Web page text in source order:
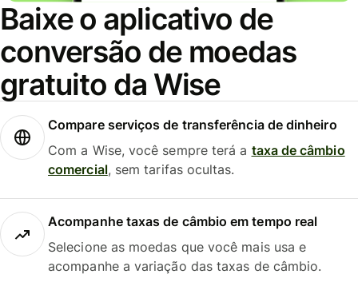
Baixe o aplicativo de
conversão de moedas
gratuito da Wise
Compare serviços de transferência de dinheiro
Com a Wise, você sempre terá a taxa de câmbio
comercial, sem tarifas ocultas.
Acompanhe taxas de câmbio em tempo real
Selecione as moedas que você mais usa e
acompanhe a variação das taxas de câmbio.